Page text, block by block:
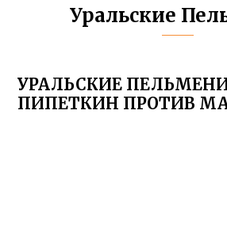
Уральские
УРАЛЬСКИЕ
ПИПЕТКИН ПРОТИВ